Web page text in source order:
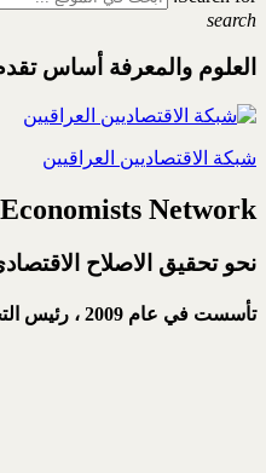
search
العلوم والمعرفة أساس
شبكة الاقتصاديين العراقيين
Network
نحو تحقيق الاصلاح
تأسست في عام 2009 ، رئيس